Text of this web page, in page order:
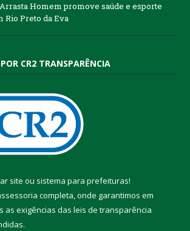
Arrasta Homem promove saúde e esporte
Rio Preto da Eva
CR2 TRANSPARÊNCIA
site ou sistema para prefeituras!
completa, onde garantimos em
as exigências das leis de transparência